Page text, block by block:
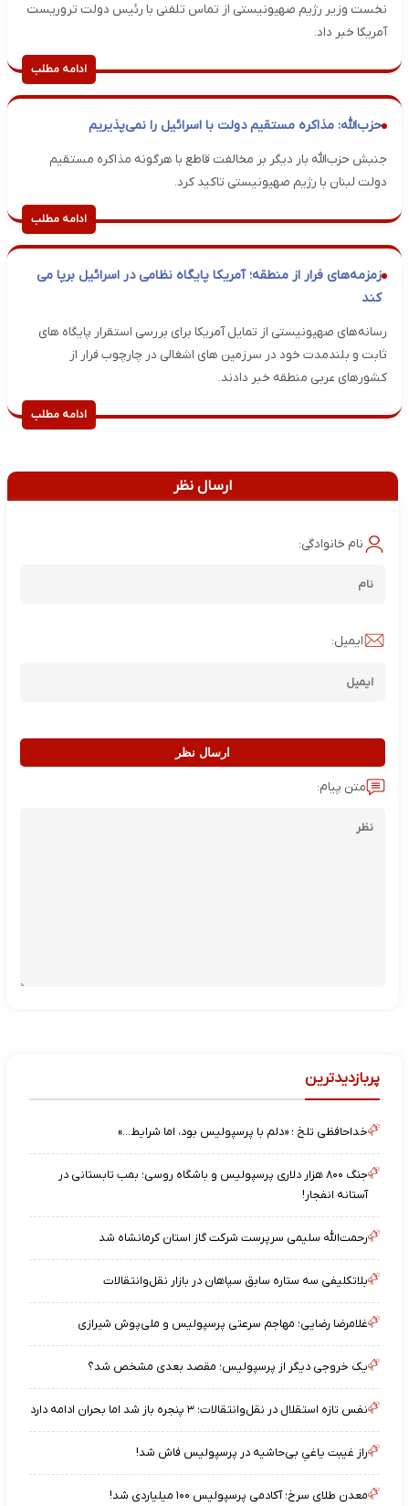
نخست وزیر رژیم صهیونیستی از تماس تلفنی با رئیس دولت تروریست
آمریکا خبر داد.
ادامه مطلب
حزب‌الله: مذاکره مستقیم دولت با اسرائیل را نمی‌پذیریم
جنبش حزب‌الله بار دیگر بر مخالفت قاطع با هرگونه مذاکره مستقیم
دولت لبنان با رژیم صهیونیستی تاکید کرد.
ادامه مطلب
زمزمه‌های فرار از منطقه؛ آمریکا پایگاه نظامی در اسرائیل برپا می
کند
رسانه‌های صهیونیستی از تمایل آمریکا برای بررسی استقرار پایگاه های
ثابت و بلندمدت خود در سرزمین های اشغالی در چارچوب فرار از
کشورهای عربی منطقه خبر دادند.
ادامه مطلب
ارسال نظر
نام خانوادگی:
ایمیل:
ارسال نظر
متن پیام:
پربازدیدترین
خداحافظی تلخ ؛ «دلم با پرسپولیس بود، اما شرایط…»
جنگ ۸۰۰ هزار دلاری پرسپولیس و باشگاه روسی؛ بمب تابستانی در
آستانه انفجار!
رحمت‌الله سلیمی سرپرست شرکت گاز استان کرمانشاه شد
بلاتکلیفی سه ستاره سابق سپاهان در بازار نقل‌وانتقالات
غلامرضا رضایی؛ مهاجم سرعتی پرسپولیس و ملی‌پوش شیرازی
یک خروجی دیگر از پرسپولیس؛ مقصد بعدی مشخص شد؟
نفس تازه استقلال در نقل‌وانتقالات؛ ۳ پنجره باز شد اما بحران ادامه دارد
راز غیبت یاغیِ بی‌حاشیه در پرسپولیس فاش شد!
معدن طلای سرخ؛ آکادمی پرسپولیس ۱۰۰ میلیاردی شد!